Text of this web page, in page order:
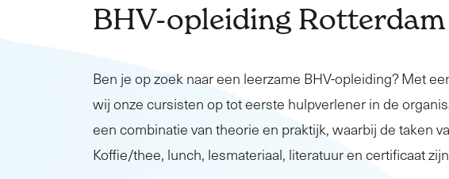
BHV-opleiding Rotterdam
Ben je op zoek naar een leerzame BHV-opleiding? Met
wij onze cursisten op tot eerste hulpverlener in de
een combinatie van theorie en praktijk, waarbij de taken
Koffie/thee, lunch, lesmateriaal, literatuur en certificaat